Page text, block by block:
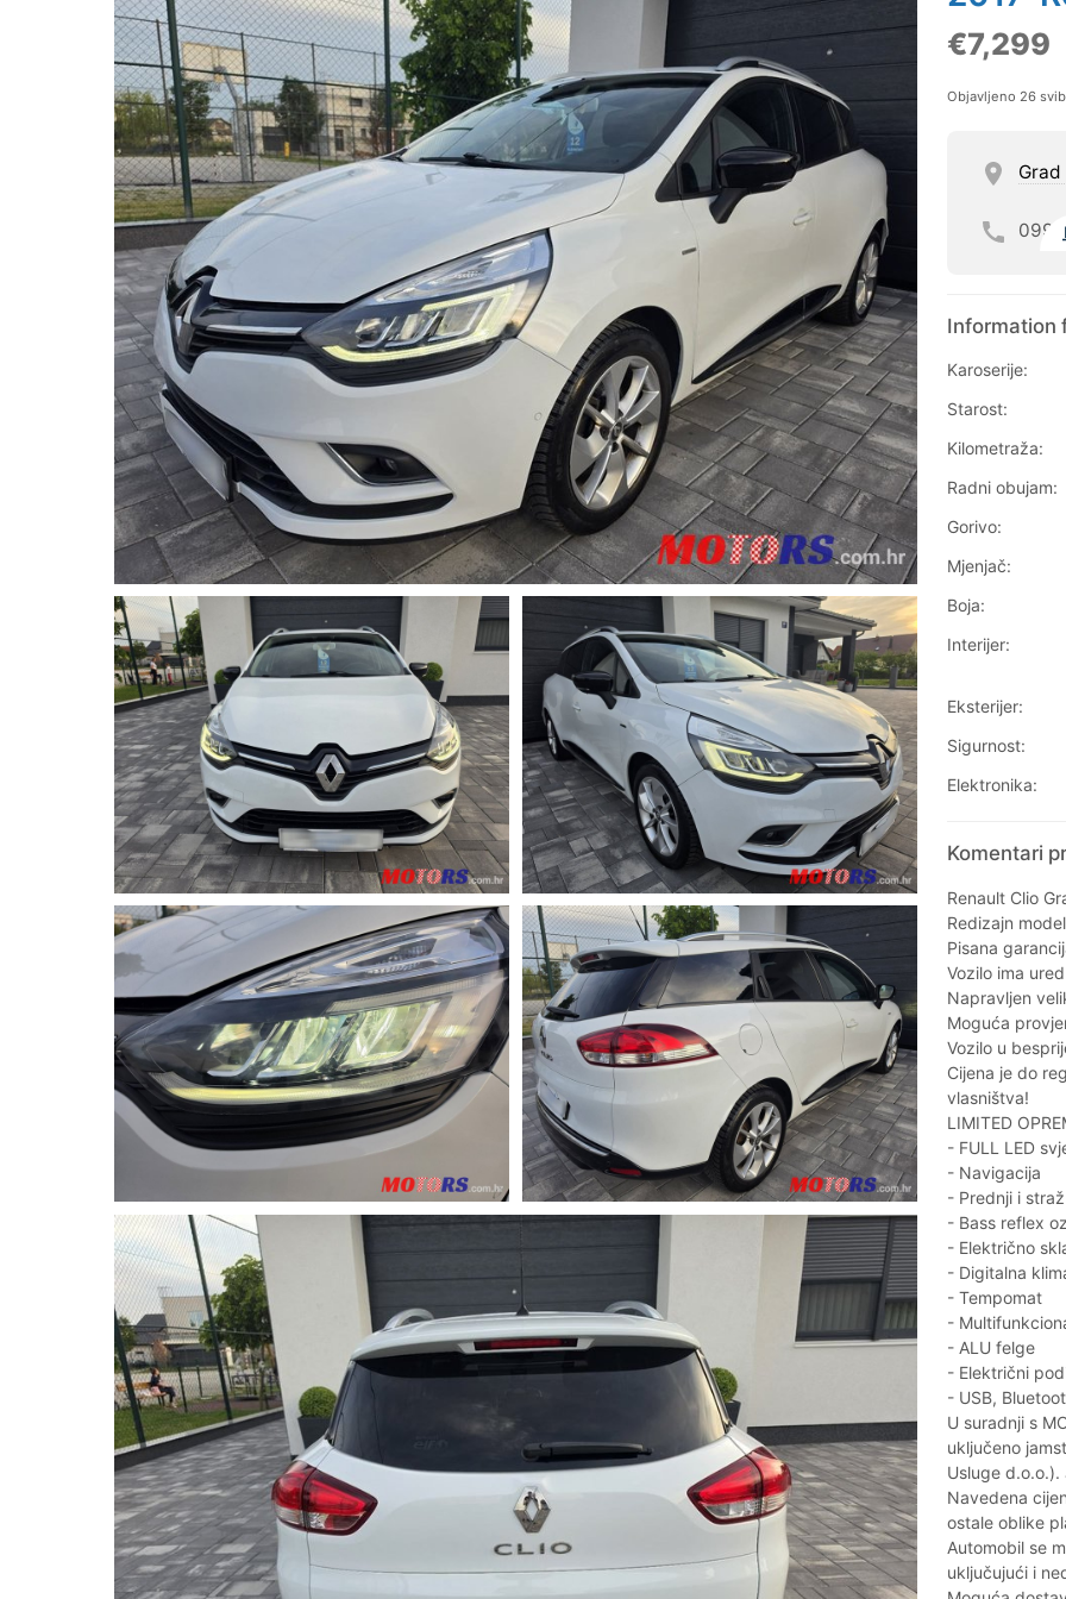
€7,299
Objavljeno 26
099
Information
Karoserije:
Starost:
Kilometraža:
Radni obujam:
Gorivo:
Mjenjač:
Boja:
Interijer:
Eksterijer:
Sigurnost:
Elektronika:
Komentari
Renault Clio
Redizajn
Pisana
Vozilo ima
Napravljen
Moguća
Vozilo u
Cijena je do
vlasništva!
LIMITED
- FULL LED
- Navigacija
- Prednji i
- Bass reflex
- Električno
- Digitalna
- Tempomat
-
- ALU felge
- Električni
- USB,
U suradnji s
uključeno
Usluge
Navedena
ostale oblike
Automobil se
uključujući i